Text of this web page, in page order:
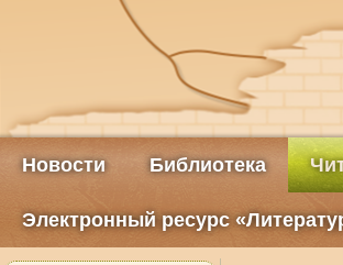
Новости Библиотека
Электронный ресурс